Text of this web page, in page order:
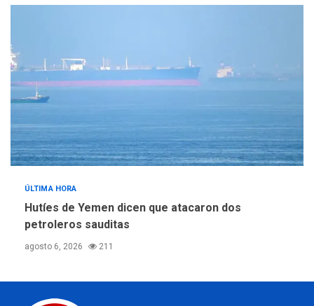
ÚLTIMA HORA
Hutíes de Yemen dicen que atacaron dos
petroleros sauditas
agosto 6, 2026 211